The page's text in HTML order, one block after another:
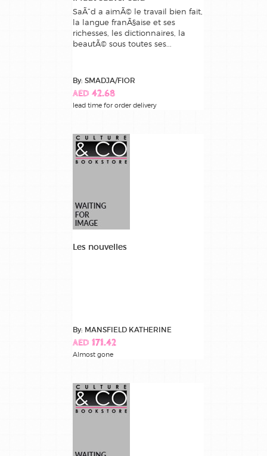
SaÃ¯d a aimÃ© le travail bien fait,
la langue franÃ§aise et ses
richesses, les dictionnaires, la
beautÃ© sous toutes ses...
By: SMADJA/FIOR
AED 42.68
lead time for order delivery
Les nouvelles
By: MANSFIELD KATHERINE
AED 171.42
Almost gone